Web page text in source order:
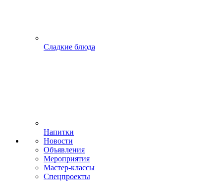
Сладкие блюда
Напитки
Новости
Объявления
Мероприятия
Мастер-классы
Спецпроекты